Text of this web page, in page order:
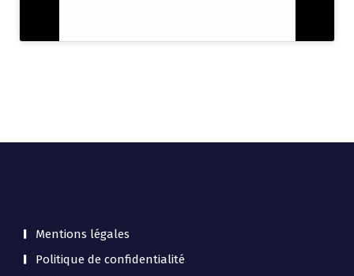
Mentions légales
Politique de confidentialité